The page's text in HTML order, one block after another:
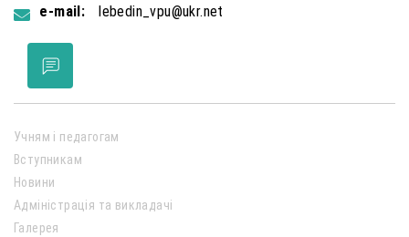
e-mail:
lebedin_vpu@ukr.net
Учням і педагогам
Вступникам
Новини
Адміністрація та викладачі
Галерея